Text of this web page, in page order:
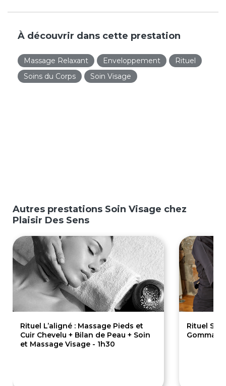
À découvrir dans cette prestation
Massage Relaxant Enveloppement
Rituel
Soins du Corps
Soin Visage
Autres prestations Soin Visage chez
Plaisir Des Sens
Rituel L’aligné : Massage Pieds et
Cuir Chevelu + Bilan de Peau + Soin
et Massage Visage - 1h30
Rituel